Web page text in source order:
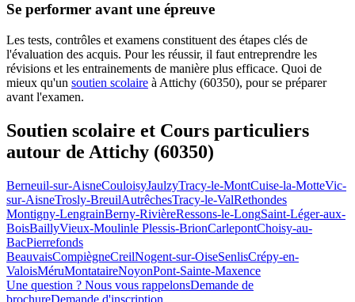
Se performer avant une épreuve
Les tests, contrôles et examens constituent des étapes clés de
l'évaluation des acquis. Pour les réussir, il faut entreprendre les
révisions et les entrainements de manière plus efficace. Quoi de
mieux qu'un soutien scolaire à Attichy (60350), pour se préparer
avant l'examen.
Soutien scolaire et Cours particuliers
autour de Attichy (60350)
Berneuil-sur-AisneCouloisyJaulzyTracy-le-MontCuise-la-MotteVic-
sur-AisneTrosly-BreuilAutrêchesTracy-le-ValRethondes
Montigny-LengrainBerny-RivièreRessons-le-LongSaint-Léger-aux-
BoisBaillyVieux-Moulinle Plessis-BrionCarlepontChoisy-au-
BacPierrefonds
BeauvaisCompiègneCreilNogent-sur-OiseSenlisCrépy-en-
ValoisMéruMontataireNoyonPont-Sainte-Maxence
Une question ? Nous vous rappelonsDemande de
brochureDemande d'inscription